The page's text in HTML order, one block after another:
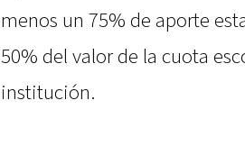
menos un 75% de aporte
50% del valor de la cuota
institución.